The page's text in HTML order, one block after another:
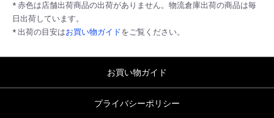
* 赤色は店舗出荷商品の出荷がありません。物流倉庫出荷の商品は毎
日出荷しています。
* 出荷の目安はお買い物ガイドをご覧ください。
お買い物ガイド
プライバシーポリシー